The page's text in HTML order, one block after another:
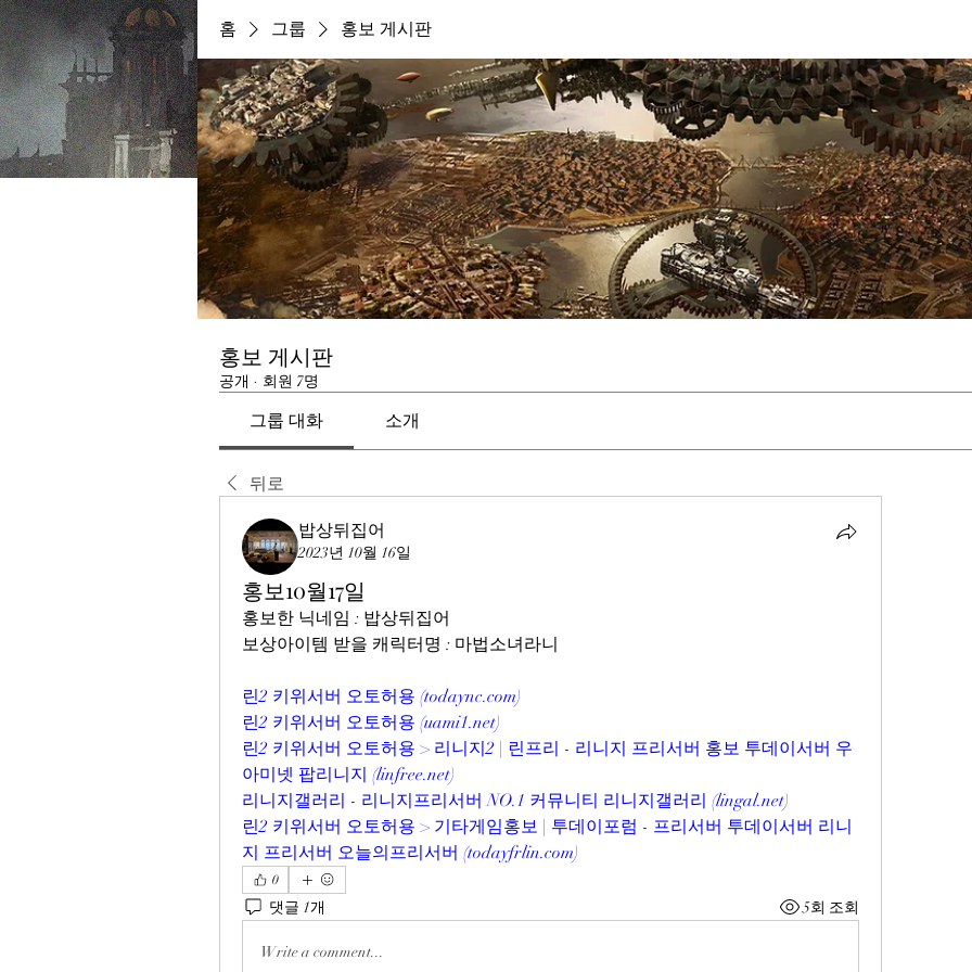
홈 그룹 홍보 게시판
홍보 게시판
공개 · 회원 7명
그룹 대화 소개
뒤로
밥상뒤집어
2023년 10월 16일
홍보10월17일
홍보한 닉네임 : 밥상뒤집어
보상아이템 받을 캐릭터명 : 마법소녀라니
린2 키위서버 오토허용 (todaync.com)
린2 키위서버 오토허용 (uami1.net)
린2 키위서버 오토허용 > 리니지2 | 린프리 - 리니지 프리서버 홍보 투데이서버 우
아미넷 팝리니지 (linfree.net)
리니지갤러리 - 리니지프리서버 NO.1 커뮤니티 리니지갤러리 (lingal.net)
린2 키위서버 오토허용 > 기타게임홍보 | 투데이포럼 - 프리서버 투데이서버 리니
지 프리서버 오늘의프리서버 (todayfrlin.com)
0
댓글 1개 5회 조회
Write a comment...